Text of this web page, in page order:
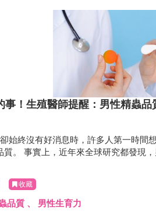
事！生殖醫師提醒：男性精蟲品
始終沒有好消息時，許多人第一時間
。 事實上，近年來全球研究都發現，
收藏
品質 、 男性生育力